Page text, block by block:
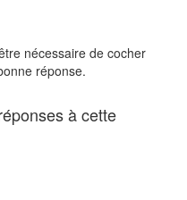
nécessaire de cocher
réponse.
à cette